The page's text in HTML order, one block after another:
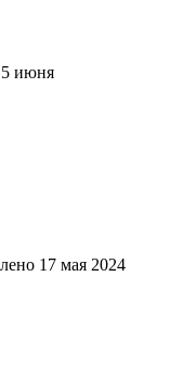
5 июня
17 мая 2024